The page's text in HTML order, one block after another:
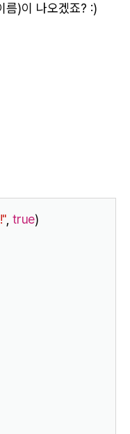
름)이 나오겠죠? :)
, true)